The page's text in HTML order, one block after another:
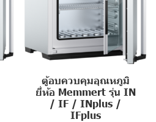
ตู้อบควบคุมอุณหภูมิ
ยี่ห้อ Memmert รุ่น IN
/ IF / INplus /
IFplus